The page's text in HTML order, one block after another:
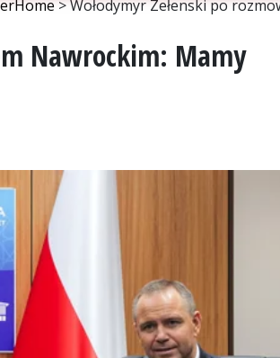
>Wołodymyr Zełenski po
Nawrockim: Mamy